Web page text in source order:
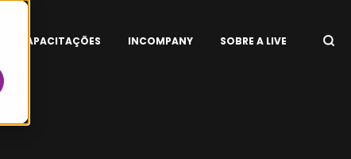
CAPACITAÇÕES INCOMPANY SOBRE A LIVE